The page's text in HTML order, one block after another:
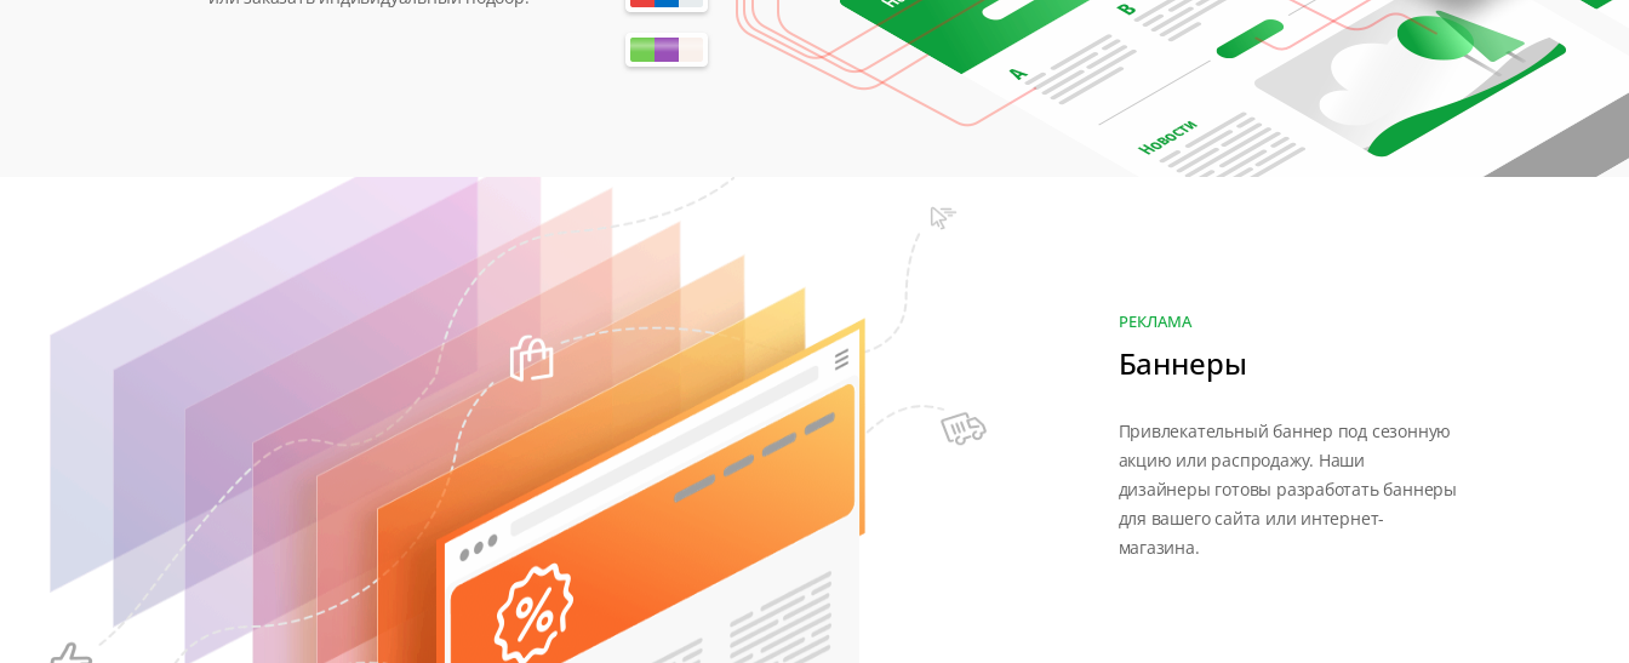
РЕКЛАМА
Баннеры
Привлекательный баннер под сезонную
акцию или распродажу. Наши
дизайнеры готовы разработать баннеры
для вашего сайта или интернет-
магазина.